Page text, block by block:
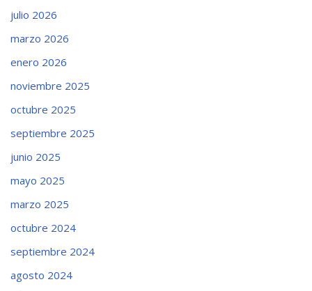
julio 2026
marzo 2026
enero 2026
noviembre 2025
octubre 2025
septiembre 2025
junio 2025
mayo 2025
marzo 2025
octubre 2024
septiembre 2024
agosto 2024